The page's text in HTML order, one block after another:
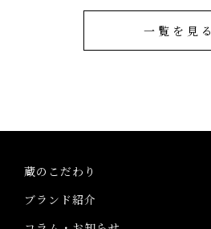
ブランド紹介
お問い合わせ
一覧を見る
蔵のこだわり
ブランド紹介